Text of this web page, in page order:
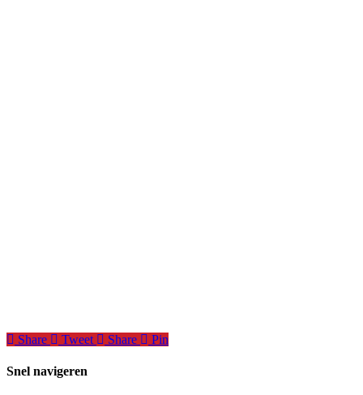
Share Tweet Share Pin
Snel navigeren